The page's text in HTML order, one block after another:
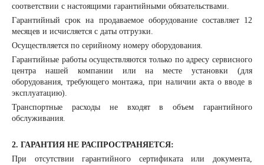
соответствии с настоящими гарантийными обязательствами.
Гарантийный срок на продаваемое оборудование составляет 12
месяцев и исчисляется с даты отгрузки.
Осуществляется по серийному номеру оборудования.
Гарантийные работы осуществляются только по адресу сервисного
центра нашей компании или на месте установки (для
оборудования, требующего монтажа, при наличии акта о вводе в
эксплуатацию).
Транспортные расходы не входят в объем гарантийного
обслуживания.
2. ГАРАНТИЯ НЕ РАСПРОСТРАНЯЕТСЯ:
При отсутствии гарантийного сертификата или документа,